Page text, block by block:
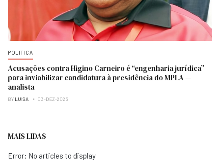
POLITICA
Acusações contra Higino Carneiro é “engenharia jurídica”
para inviabilizar candidatura à presidência do MPLA —
analista
BY LUISA 03-DEZ-2025
MAIS LIDAS
Error: No articles to display